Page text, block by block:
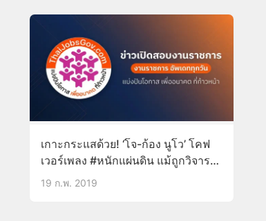
เกาะกระแสด้วย! ‘โจ-ก้อง นูโว’ โคฟ
เวอร์เพลง #หนักแผ่นดิน แม้ถูกวิจารณ์
เป็นเพลงยุให้คนไทยแตกแยก(มีคลิป)
19 ก.พ. 2019